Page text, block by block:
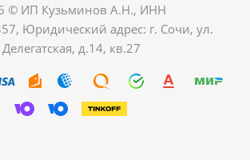
© ИП Кузьминов А.Н., ИНН
Юридический адрес: г. Сочи, ул.
Делегатская, д.14, кв.27